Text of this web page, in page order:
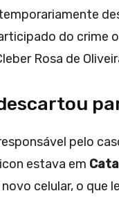
do crime
Rosa de
pelo
estava em
celular, o